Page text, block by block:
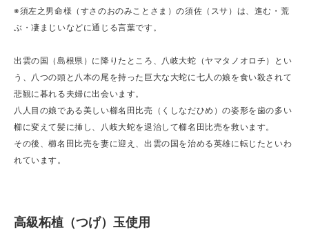
※須左之男命様（すさのおのみことさま）の須佐（スサ）は、進む・荒
ぶ・凄まじいなどに通じる言葉です。
出雲の国（島根県）に降りたところ、八岐大蛇（ヤマタノオロチ）とい
う、八つの頭と八本の尾を持った巨大な大蛇に七人の娘を食い殺されて
悲観に暮れる夫婦に出会います。
八人目の娘である美しい櫛名田比売（くしなだひめ）の姿形を歯の多い
櫛に変えて髪に挿し、八岐大蛇を退治して櫛名田比売を救います。
その後、櫛名田比売を妻に迎え、出雲の国を治める英雄に転じたといわ
れています。
高級柘植（つげ）玉使用